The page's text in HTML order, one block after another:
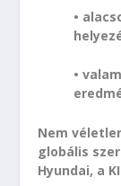
•
•
Nem
globális
Hyundai, a